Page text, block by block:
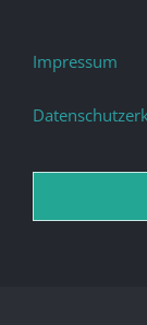
Impressum